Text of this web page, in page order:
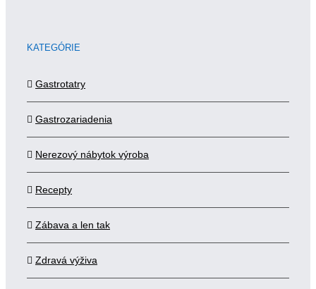
KATEGÓRIE
Gastrotatry
Gastrozariadenia
Nerezový nábytok výroba
Recepty
Zábava a len tak
Zdravá výživa